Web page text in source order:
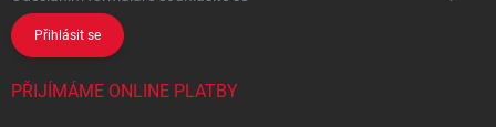
Přihlásit se
PŘIJÍMÁME ONLINE PLATBY